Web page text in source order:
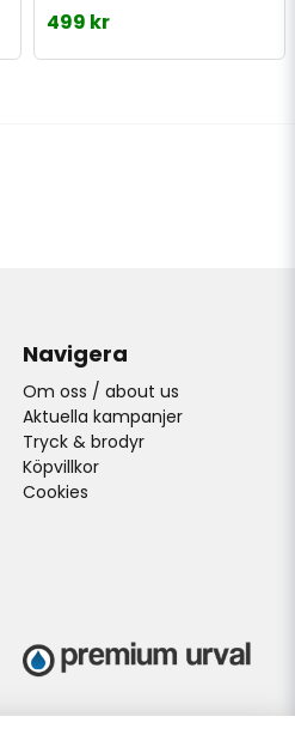
499 kr
Navigera
Om oss / about us
Aktuella kampanjer
Tryck & brodyr
Köpvillkor
Cookies